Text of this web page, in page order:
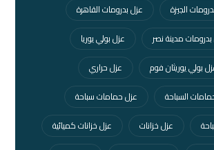
الجيزة
عزل بدرومات القاهرة
مدينة نصر
عزل بولي يوريا
بولي يوريثان فوم
عزل حراري
السباحة
عزل حمامات سباحة
عزل خزانات
عزل خزانات كميائية